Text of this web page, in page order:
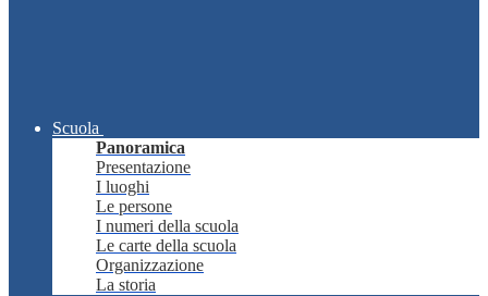
Scuola
Panoramica
Presentazione
I luoghi
Le persone
I numeri della scuola
Le carte della scuola
Organizzazione
La storia